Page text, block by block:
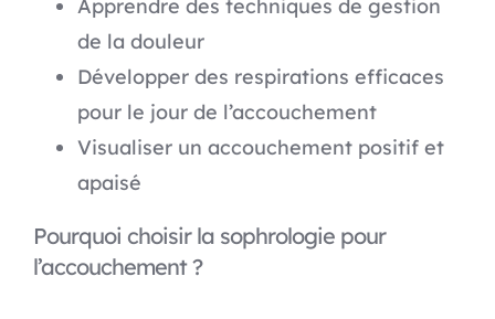
Apprendre des techniques de gestion
de la douleur
Développer des respirations efficaces
pour le jour de l’accouchement
Visualiser un accouchement positif et
apaisé
Pourquoi choisir la sophrologie pour
l’accouchement ?